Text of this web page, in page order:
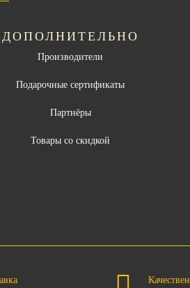
ДОПОЛНИТЕЛЬНО
Производители
Подарочные сертификаты
Партнёры
Товары со скидкой